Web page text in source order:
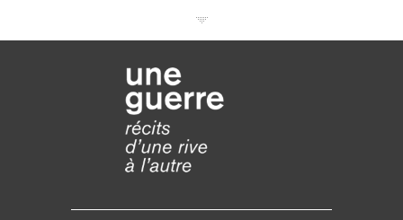
Conférences en ligne
Pourquoi et comment ?
Retours